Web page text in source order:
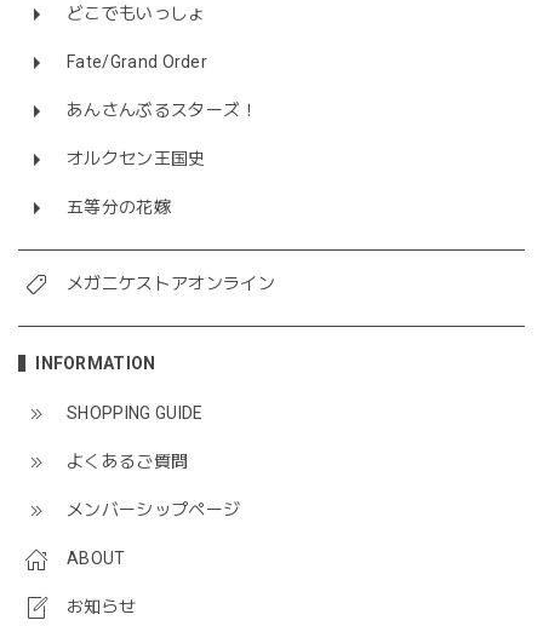
どこでもいっしょ
Fate/Grand Order
あんさんぶるスターズ！
オルクセン王国史
五等分の花嫁
メガニケストアオンライン
INFORMATION
SHOPPING GUIDE
よくあるご質問
メンバーシップページ
ABOUT
お知らせ